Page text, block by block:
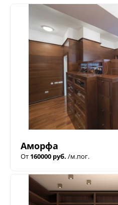
Аморфа
От 160000 руб. /м.пог.